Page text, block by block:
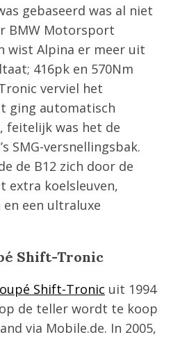
gebaseerd was al niet
BMW Motorsport
wist Alpina er meer uit
416pk en 570Nm
verviel het
ging automatisch
feitelijk was het de
SMG-versnellingsbak.
de B12 zich door de
extra koelsleuven,
een ultraluxe
Shift-Tronic
Shift-Tronic uit 1994
de teller wordt te koop
via Mobile.de. In 2005,